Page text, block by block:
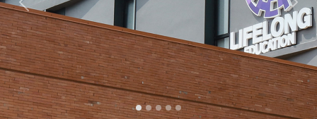
Previous Next